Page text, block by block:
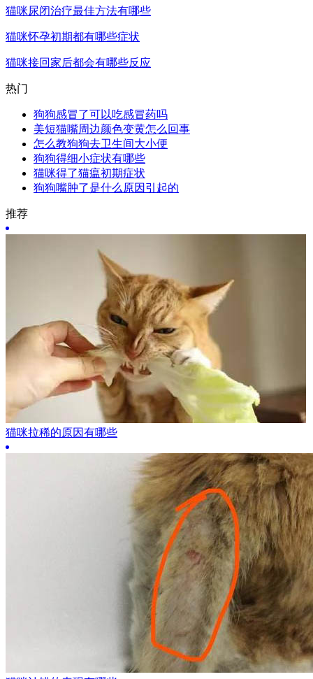
猫咪尿闭治疗最佳方法有哪些
猫咪怀孕初期都有哪些症状
猫咪接回家后都会有哪些反应
热门
狗狗感冒了可以吃感冒药吗
美短猫嘴周边颜色变黄怎么回事
怎么教狗狗去卫生间大小便
狗狗得细小症状有哪些
猫咪得了猫瘟初期症状
狗狗嘴肿了是什么原因引起的
推荐
猫咪拉稀的原因有哪些